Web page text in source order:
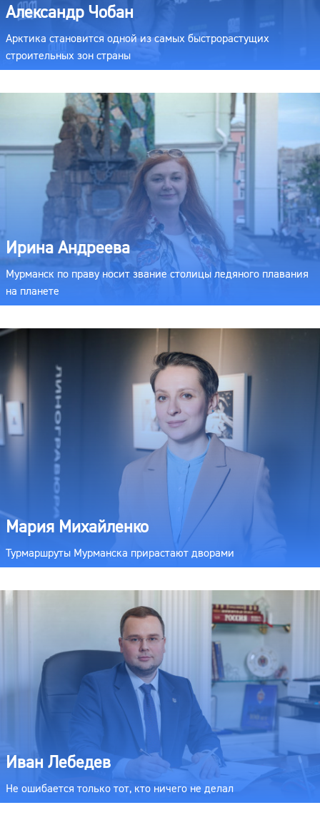
Александр Чобан
Арктика становится одной из самых быстрорастущих
строительных зон страны
Ирина Андреева
Мурманск по праву носит звание столицы ледяного плавания
на планете
Мария Михайленко
Турмаршруты Мурманска прирастают дворами
Иван Лебедев
Не ошибается только тот, кто ничего не делал